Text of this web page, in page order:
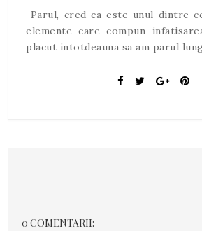
Parul, cred ca este unul dintre
elemente care compun
placut intotdeauna sa am parul
0 COMENTARII: